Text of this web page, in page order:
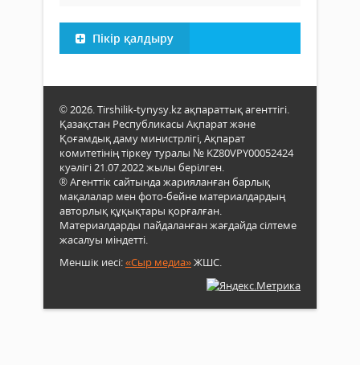
Пікір қалдыру
© 2026. Tirshilik-tynysy.kz ақпараттық агенттігі.
Қазақстан Республикасы Ақпарат және
Қоғамдық даму министрлігі, Ақпарат
комитетінің тіркеу туралы № KZ80VPY00052424
куәлігі 21.07.2022 жылы берілген.
® Агенттік сайтында жарияланған барлық
мақалалар мен фото-бейне материалдардың
авторлық құқықтары қорғалған.
Материалдарды пайдаланған жағдайда сілтеме
жасалуы міндетті.
Меншік иесі:«Сыр медиа»ЖШС.